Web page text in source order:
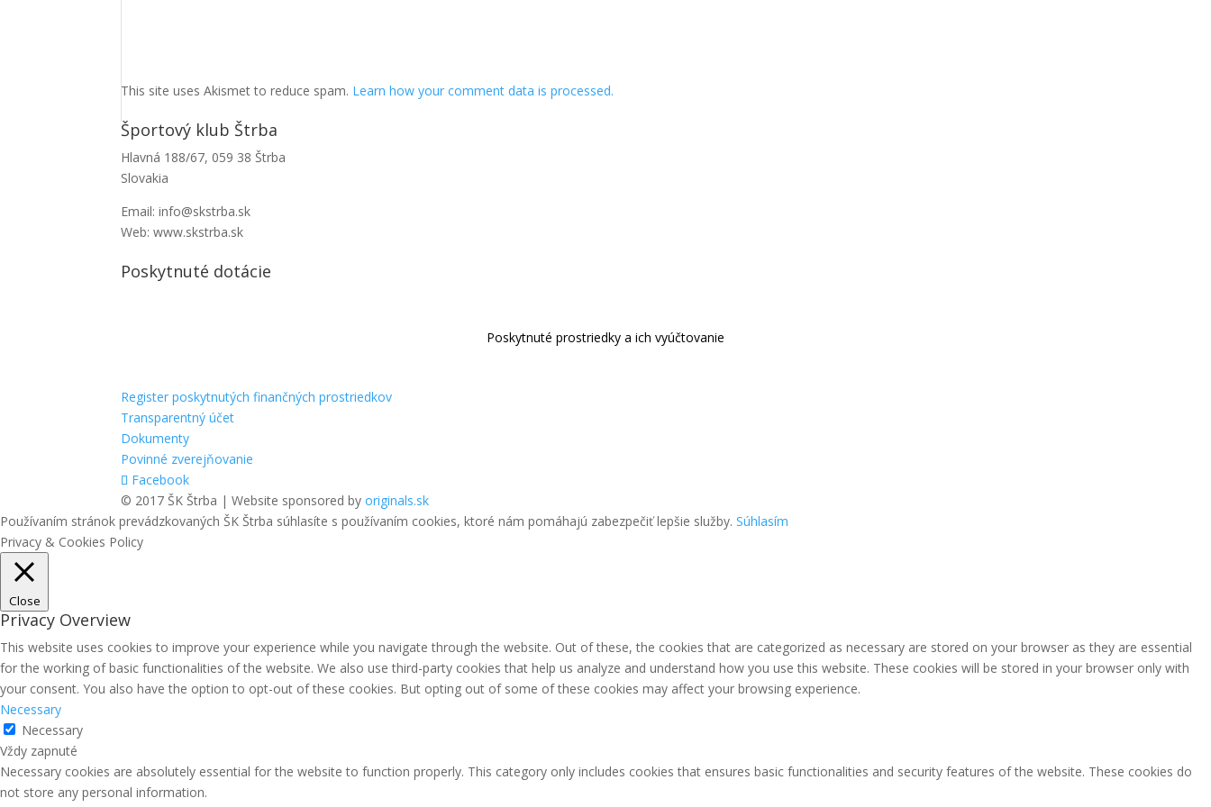
This site uses Akismet to reduce spam. Learn how your comment data is processed.
Športový klub Štrba
Hlavná 188/67, 059 38 Štrba
Slovakia
Email: info@skstrba.sk
Web: www.skstrba.sk
Poskytnuté dotácie
Poskytnuté prostriedky a ich vyúčtovanie
Register poskytnutých finančných prostriedkov
Transparentný účet
Dokumenty
Povinné zverejňovanie
Facebook
© 2017 ŠK Štrba | Website sponsored byoriginals.sk
Používaním stránok prevádzkovaných ŠK Štrba súhlasíte s používaním cookies, ktoré nám pomáhajú zabezpečiť lepšie služby. Súhlasím
Privacy & Cookies Policy
Close
Privacy Overview
This website uses cookies to improve your experience while you navigate through the website. Out of these, the cookies that are categorized as necessary are stored on your browser as they are essential
for the working of basic functionalities of the website. We also use third-party cookies that help us analyze and understand how you use this website. These cookies will be stored in your browser only with
your consent. You also have the option to opt-out of these cookies. But opting out of some of these cookies may affect your browsing experience.
Necessary
Necessary
Vždy zapnuté
Necessary cookies are absolutely essential for the website to function properly. This category only includes cookies that ensures basic functionalities and security features of the website. These cookies do
not store any personal information.